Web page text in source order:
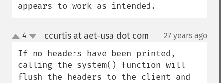
appears to work as intended.
up
down
4 ccurtis at aet-usa dot com 27 years ago
If no headers have been printed,
calling the system() function will
flush the headers to the client and